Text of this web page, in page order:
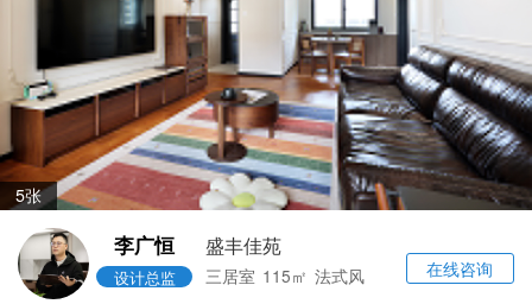
5张
李广恒
设计总监
盛丰佳苑
三居室 115㎡ 法式风 在线咨询